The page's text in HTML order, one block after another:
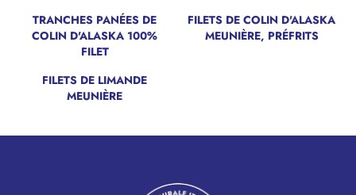
TRANCHES PANÉES DE
COLIN D'ALASKA 100%
FILET
FILETS DE COLIN D'ALASKA
MEUNIÈRE, PRÉFRITS
FILETS DE LIMANDE
MEUNIÈRE